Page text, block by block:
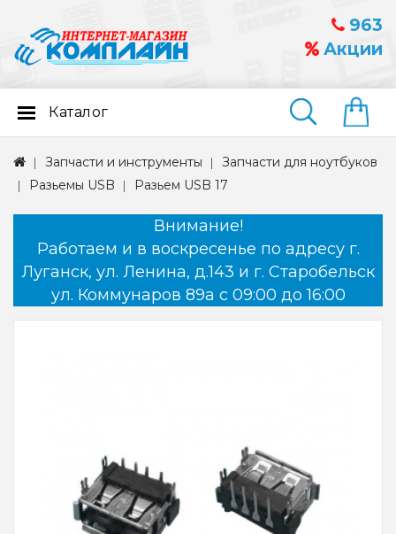
963
Акции
Найти
Каталог
Запчасти и инструменты
Запчасти для ноутбуков
Разьемы USB
Разьем USB 17
Внимание!
Работаем и в воскресенье по адресу г.
Луганск, ул. Ленина, д.143 и г. Старобельск
ул. Коммунаров 89а с 09:00 до 16:00